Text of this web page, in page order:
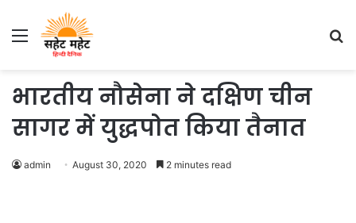
Menu
भारतीय नौसेना ने दक्षिण चीन
सागर में युद्धपोत किया तैनात
admin August 30, 2020 2 minutes read